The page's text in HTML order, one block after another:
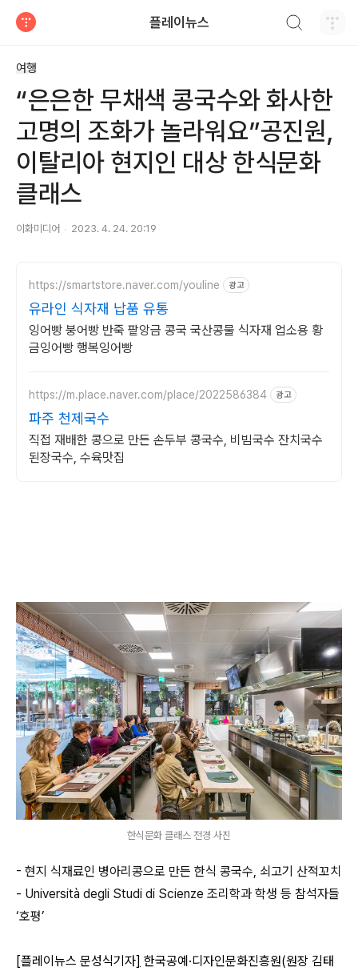
플레이뉴스
여행
“은은한 무채색 콩국수와 화사한
고명의 조화가 놀라워요”공진원,
이탈리아 현지인 대상 한식문화
클래스
이화미디어 2023. 4. 24. 20:19
https://smartstore.naver.com/youline 광고
유라인 식자재 납품 유통
잉어빵 붕어빵 반죽 팥앙금 콩국 국산콩물 식자재 업소용 황
금잉어빵 행복잉어빵
https://m.place.naver.com/place/2022586384 광고
파주 천제국수
직접 재배한 콩으로 만든 손두부 콩국수, 비빔국수 잔치국수
된장국수, 수육맛집
한식문화 클래스 전경 사진
- 현지 식재료인 병아리콩으로 만든 한식 콩국수, 쇠고기 산적꼬치
- Università degli Studi di Scienze 조리학과 학생 등 참석자들
‘호평’
[플레이뉴스 문성식기자] 한국공예·디자인문화진흥원(원장 김태